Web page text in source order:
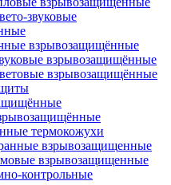
звуковые
взрывозащищённые
взрывозащищённые
взрывозащищённые
термокожухи
взрывозащищенные
взрывозащищенные
контрольные